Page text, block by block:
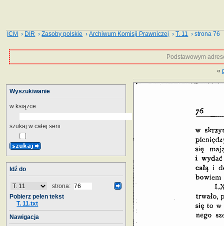
ICM › DIR ›Zasoby polskie ›Archiwum Komisji Prawniczej ›T. 11 › strona 76
Podstawowym
«
Wyszukiwanie
w książce
szukaj w całej serii
Idź do
strona:
Pobierz pełen tekst
T. 11.txt
Nawigacja